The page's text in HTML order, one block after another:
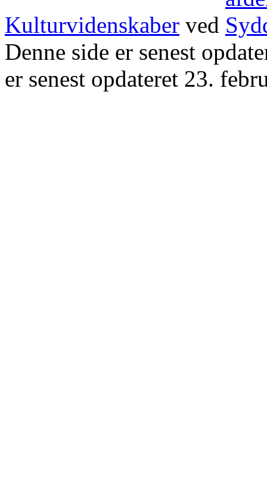
Kulturvidenskaber ved
Denne side er senest
er senest opdateret 23.